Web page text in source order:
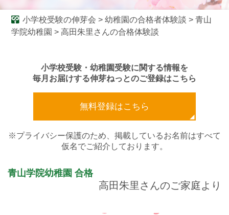
小学校受験の伸芽会 > 幼稚園の合格者体験談 > 青山
学院幼稚園 > 高田朱里さんの合格体験談
小学校受験・幼稚園受験に関する情報を
毎月お届けする伸芽ねっとのご登録はこちら
無料登録はこちら
※プライバシー保護のため、掲載しているお名前はすべて
仮名でご紹介しております。
青山学院幼稚園 合格
高田朱里さんのご家庭より